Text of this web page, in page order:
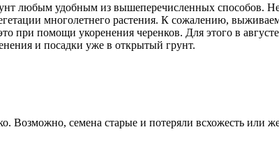
любым удобным из вышеперечисленных способов.
многолетнего растения. К сожалению,
при помощи укоренения черенков. Для этого в
и посадки уже в открытый грунт.
Возможно, семена старые и потеряли всхожесть или